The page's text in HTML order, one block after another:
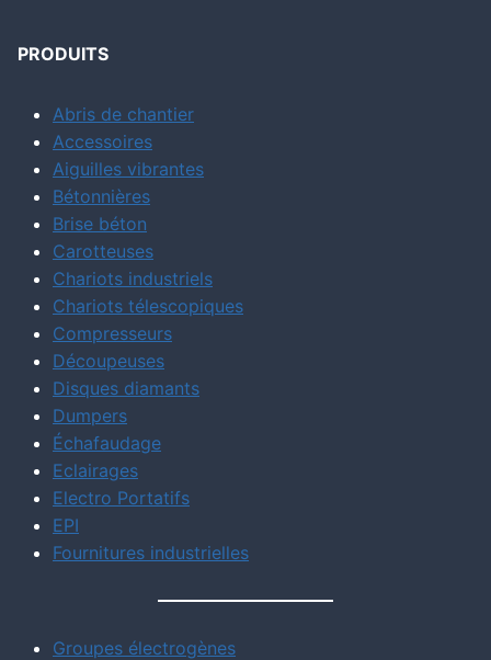
PRODUITS
Abris de chantier
Accessoires
Aiguilles vibrantes
Bétonnières
Brise béton
Carotteuses
Chariots industriels
Chariots télescopiques
Compresseurs
Découpeuses
Disques diamants
Dumpers
Échafaudage
Eclairages
Electro Portatifs
EPI
Fournitures industrielles
Groupes électrogènes